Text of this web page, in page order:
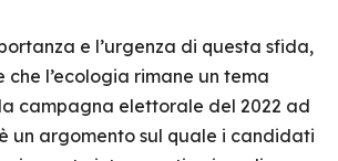
e l’urgenza di questa sfida,
che l’ecologia rimane un tema
campagna elettorale del 2022 ad
un argomento sul quale i candidati